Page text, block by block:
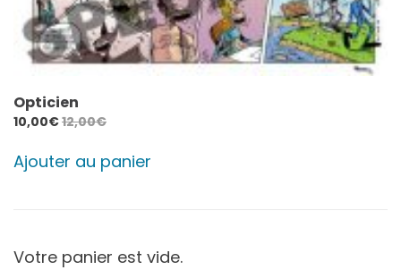
Opticien
10,00€12,00€
Ajouter au panier
Votre panier est vide.